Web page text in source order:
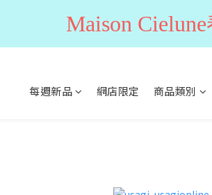
每週新品 網店限定 商品類別
Maison